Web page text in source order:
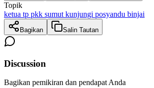
Topik
ketua tp pkk sumut kunjungi posyandu binjai
Bagikan Salin Tautan
Discussion
Bagikan pemikiran dan pendapat Anda